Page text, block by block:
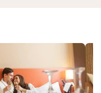
Flughafen
Bitte teile
deine
du auf deiner